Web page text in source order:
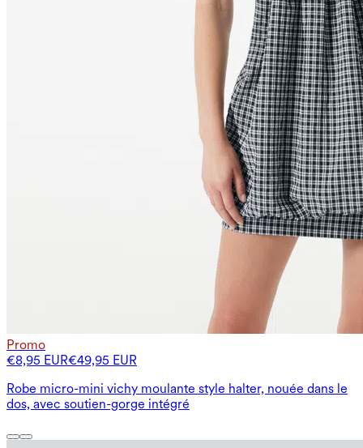
Promo
€8,95 EUR€49,95 EUR
Robe micro-mini vichy moulante style halter, nouée dans le
dos, avec soutien-gorge intégré